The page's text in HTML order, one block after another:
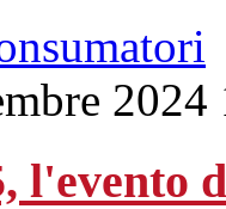
2024
l'evento